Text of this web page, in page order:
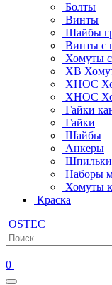
Болты
Винты
Шайбы
Винты с
Хомуты
ХВ
ХНОС
ХНОС
Гайки
Гайки
Шайбы
Анкеры
Шпильки
Наборы
Хомуты
Краска
OSTEC
0